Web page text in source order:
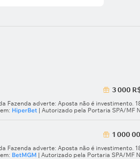
3 000
Fazenda adverte: Aposta não é investimento.
HiperBet | Autorizado pela Portaria SPA/MF
1 000
Fazenda adverte: Aposta não é investimento.
BetMGM | Autorizado pela Portaria SPA/MF